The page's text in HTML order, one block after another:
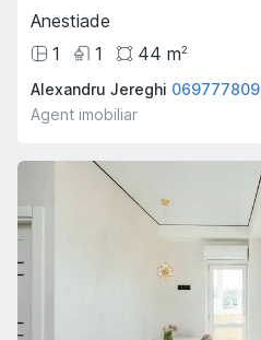
Anestiade
1
1 44 m2
Alexandru Jereghi 069777809
Agent imobiliar